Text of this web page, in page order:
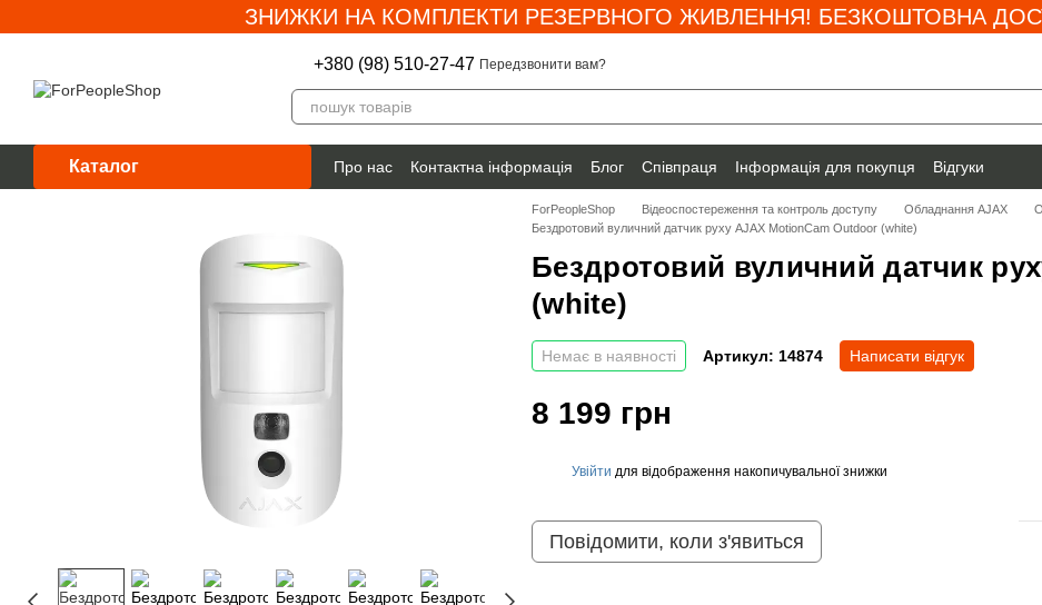
Перейти до основного контентуЗНИЖКИ НА КОМПЛЕКТИ РЕЗЕРВНОГО ЖИВЛЕННЯ! БЕЗКОШТОВНА
+380 (98) 510-27-47 Передзвонити вам?
Каталог Про нас Контактна інформація Блог Співпраця Інформація для покупця
Відгуки
Гарантія
ForPeopleShop Відеоспостереження та контроль доступу Обладнання AJAX
Бездротовий вуличний датчик руху AJAX MotionCam Outdoor (white)
Бездротовий вуличний датчик
(white)
Немає в наявності Артикул: 14874 Написати відгук
8 199 грн
Увійти для відображення накопичувальної знижки
Повідомити, коли з'явиться